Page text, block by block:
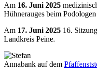
Am 16. Juni 2025
Hühnerauges beim
Am 17. Juni 2025 16.
Landkreis Peine.
Annabank auf dem